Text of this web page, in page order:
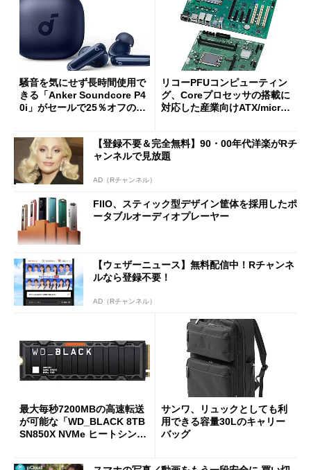
騒音を気にせず長時間使用で
きる「Anker Soundcore P4
0i」がセールで25％オフの59
リコーPFUコンピューティン
グ、Coreプロセッサの搭載に
対応した産業向けATX/micro
【登録不要＆完全無料】90・00年代洋楽がRチ
ャンネルで見放題
AD（Rチャンネル）
FIIO、スティック型デザイン筐体を採用したポ
ータブルオーディオプレーヤー
【ウェザーニュース】無料配信中！Rチャンネ
ルなら登録不要！
AD（Rチャンネル）
最大毎秒7200MBの高速転送
が可能な「WD_BLACK 8TB
SN850X NVMe ヒートシンク
サンワ、リュックとしても利
用できる容量30Lのキャリー
バッグ